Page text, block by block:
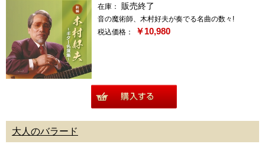
在庫： 販売終了
音の魔術師、木村好夫が奏でる名曲の数々!
税込価格：
￥10,980
大人のバラード